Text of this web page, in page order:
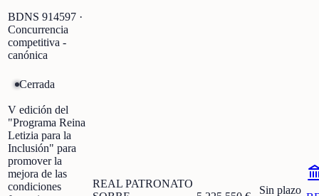
BDNS 914597 ·
Concurrencia
competitiva -
canónica
Cerrada
V edición del
"Programa Reina
Letizia para la
Inclusión" para
promover la
mejora de las
condiciones
REAL PATRONATO
Sin plazo